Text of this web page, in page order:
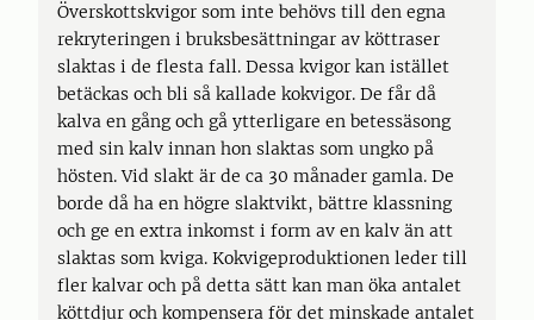
Överskottskvigor som inte behövs till den egna
rekryteringen i bruksbesättningar av köttraser
slaktas i de flesta fall. Dessa kvigor kan istället
betäckas och bli så kallade kokvigor. De får då
kalva en gång och gå ytterligare en betessäsong
med sin kalv innan hon slaktas som ungko på
hösten. Vid slakt är de ca 30 månader gamla. De
borde då ha en högre slaktvikt, bättre klassning
och ge en extra inkomst i form av en kalv än att
slaktas som kviga. Kokvigeproduktionen leder till
fler kalvar och på detta sätt kan man öka antalet
köttdjur och kompensera för det minskade antalet